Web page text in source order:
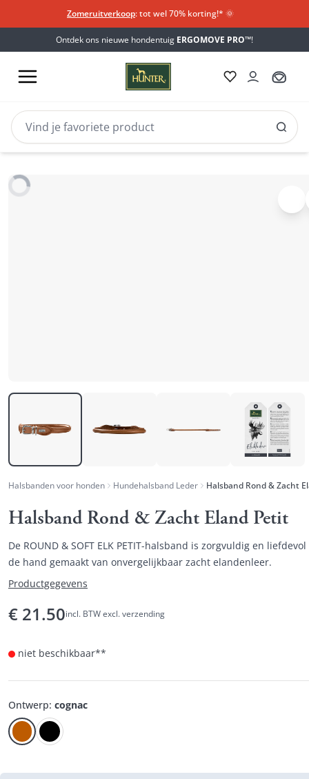
Zomeruitverkoop: tot wel 70% korting!*​ 🌞
Ontdek ons nieuwe hondentuig ERGOMOVE PRO™!
Halsbanden voor honden Hundehalsband Leder
Halsband Rond & Zacht Eland Petit
De ROUND & SOFT ELK PETIT-halsband is zorgvuldig en
de hand gemaakt van onvergelijkbaar zacht elandenleer.
Productgegevens
€ 21.50incl. BTW excl. verzending
niet beschikbaar**
Ontwerp: cognac